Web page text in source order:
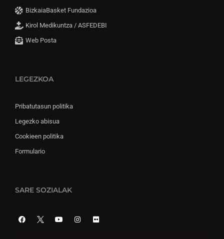
BizkaiaBasket Fundazioa
Kirol Medikuntza / ASFEDEBI
Web Posta
LEGEZKOA
Pribatutasun politika
Legezko abisua
Cookieen politika
Formulario
SARE SOZIALAK